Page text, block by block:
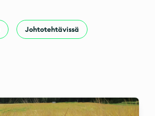
Johtotehtävissä